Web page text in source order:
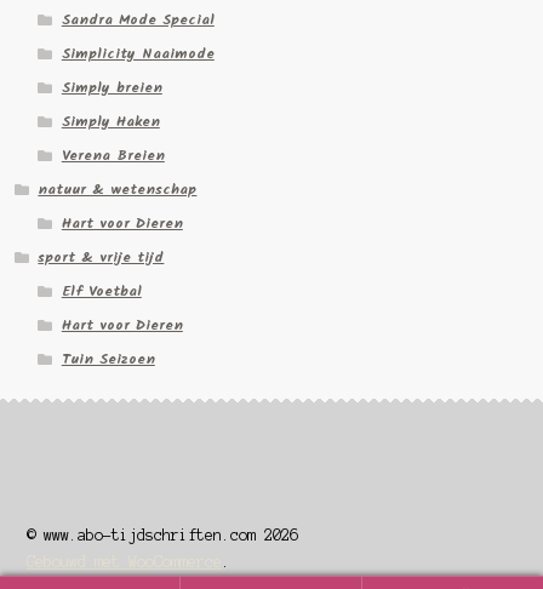
Sandra Mode Special
Simplicity Naaimode
Simply breien
Simply Haken
Verena Breien
natuur & wetenschap
Hart voor Dieren
sport & vrije tijd
Elf Voetbal
Hart voor Dieren
Tuin Seizoen
© www.abo-tijdschriften.com 2026